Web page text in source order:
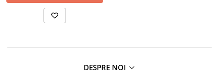
Камеры видеонаблюдения
Освещение
Декоративное освещение
DESPRE NOI